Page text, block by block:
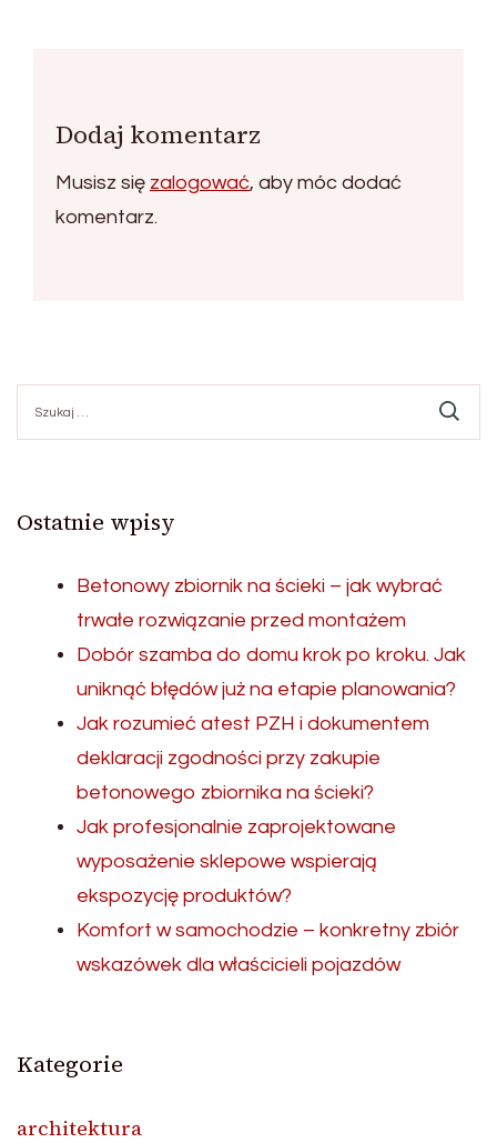
Dodaj komentarz
Musisz się zalogować, aby móc dodać
komentarz.
Ostatnie wpisy
Betonowy zbiornik na ścieki – jak wybrać
trwałe rozwiązanie przed montażem
Dobór szamba do domu krok po kroku. Jak
uniknąć błędów już na etapie planowania?
Jak rozumieć atest PZH i dokumentem
deklaracji zgodności przy zakupie
betonowego zbiornika na ścieki?
Jak profesjonalnie zaprojektowane
wyposażenie sklepowe wspierają
ekspozycję produktów?
Komfort w samochodzie – konkretny zbiór
wskazówek dla właścicieli pojazdów
Kategorie
architektura